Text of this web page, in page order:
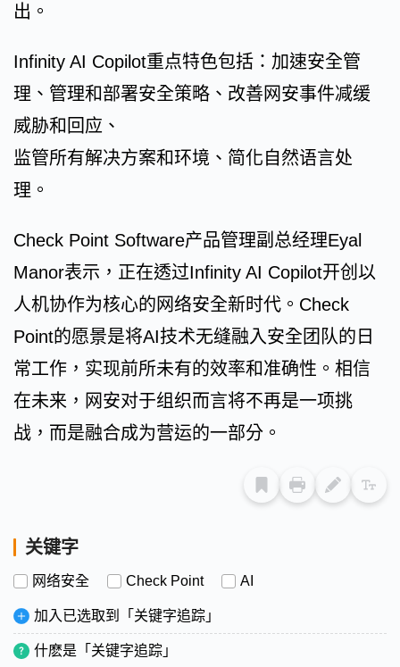
出。
Infinity AI Copilot重点特色包括：加速安全管
理、管理和部署安全策略、改善网安事件减缓
威胁和回应、
监管所有解决方案和环境、简化自然语言处
理。
Check Point Software产品管理副总经理Eyal
Manor表示，正在透过Infinity AI Copilot开创以
人机协作为核心的网络安全新时代。Check
Point的愿景是将AI技术无缝融入安全团队的日
常工作，实现前所未有的效率和准确性。相信
在未来，网安对于组织而言将不再是一项挑
战，而是融合成为营运的一部分。
关键字
网络安全 Check Point AI
加入已选取到「关键字追踪」
什麽是「关键字追踪」